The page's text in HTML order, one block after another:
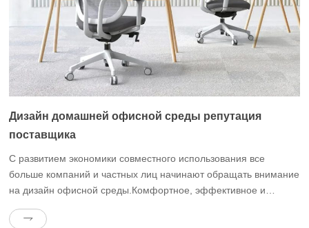
Дизайн домашней офисной среды репутация
поставщика
С развитием экономики совместного использования все
больше компаний и частных лиц начинают обращать внимание
на дизайн офисной среды.Комфортное, эффективное и
эффективность работы сотрудников, но и укрепить имидж